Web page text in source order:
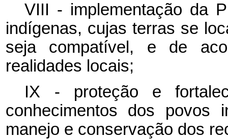
VIII - implementação da
indígenas, cujas terras se
seja compatível, e de
realidades locais;
IX - proteção e
conhecimentos dos
manejo e conservação dos